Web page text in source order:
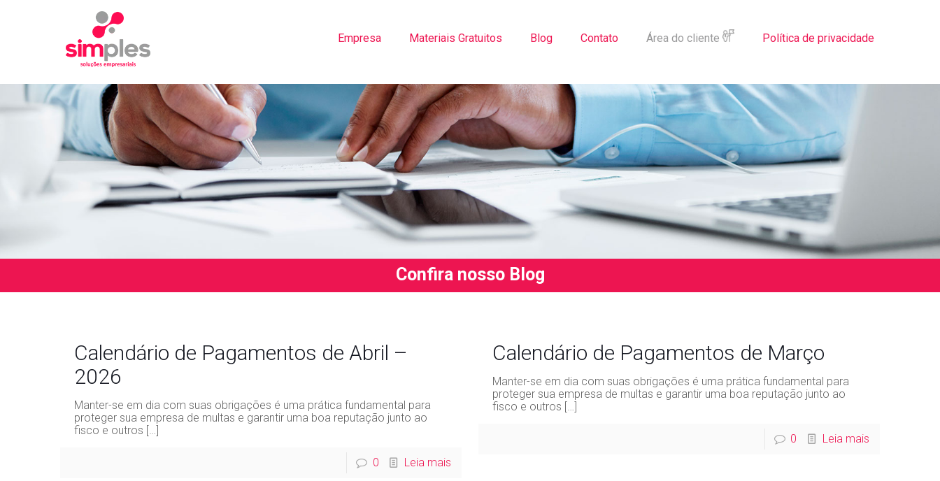
Empresa Materiais Gratuitos Blog Contato Área do cliente Política de privacidade
Confira nosso Blog
Calendário de Pagamentos de Abril –
2026
Manter-se em dia com suas obrigações é uma prática fundamental para
proteger sua empresa de multas e garantir uma boa reputação junto ao
fisco e outros […]
0 Leia mais
Calendário de Pagamentos de Março
Manter-se em dia com suas obrigações é uma prática fundamental para
proteger sua empresa de multas e garantir uma boa reputação junto ao
fisco e outros […]
0 Leia mais